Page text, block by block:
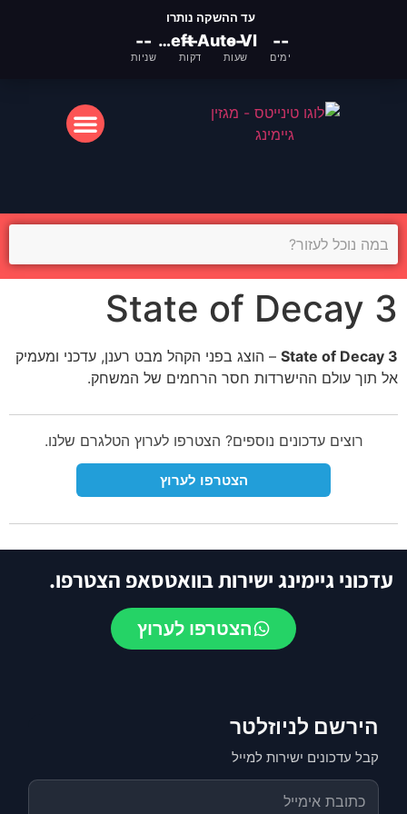
עד ההשקה נותרו
Grand Theft Auto VI --
ימים
--
שעות
--
דקות
--
שניות
State of Decay 3
State of Decay 3 – הוצג בפני הקהל מבט רענן, עדכני ומעמיק
אל תוך עולם ההישרדות חסר הרחמים של המשחק.
רוצים עדכונים נוספים? הצטרפו לערוץ הטלגרם שלנו.
הצטרפו לערוץ
עדכוני גיימינג ישירות בוואטסאפ הצטרפו.
הצטרפו לערוץ
הירשם לניוזלטר
קבל עדכונים ישירות למייל